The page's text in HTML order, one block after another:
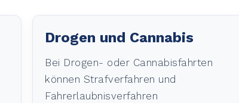
Drogen und Cannabis
Bei Drogen- oder Cannabisfahrten
können Strafverfahren und
Fahrerlaubnisverfahren